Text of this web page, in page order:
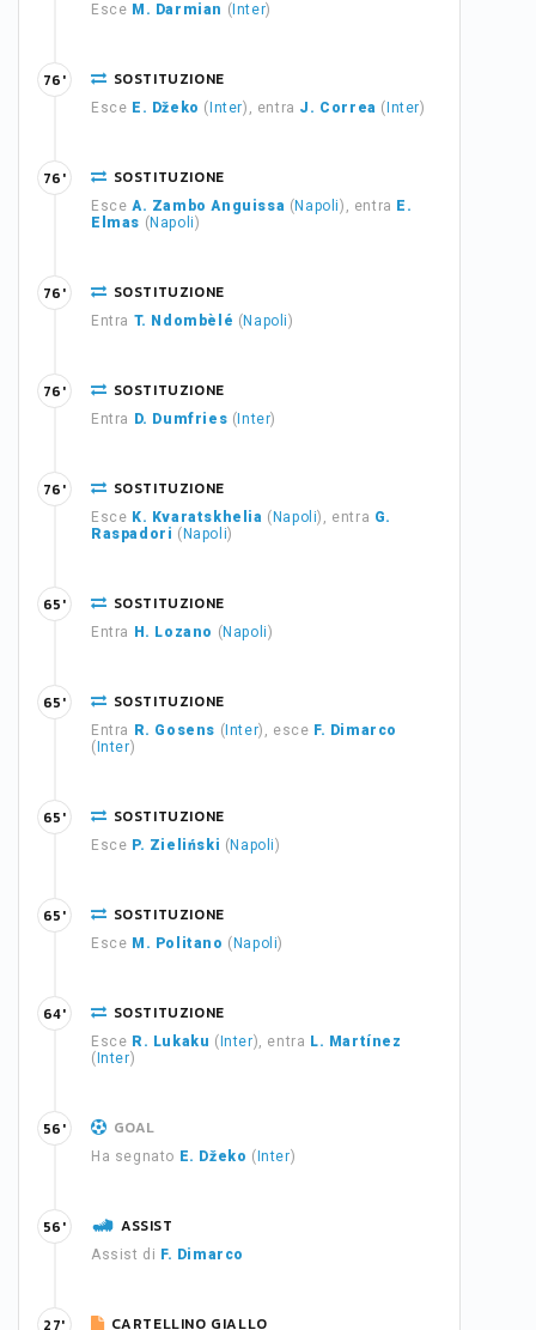
Esce M. Darmian ( Inter)
SOSTITUZIONE
Esce E. Džeko ( Inter), entra J. Correa ( Inter)
76'
SOSTITUZIONE
Esce A. Zambo Anguissa ( Napoli), entra E.
Elmas ( Napoli)
76'
SOSTITUZIONE
Entra T. Ndombèlé ( Napoli)
76'
SOSTITUZIONE
Entra D. Dumfries ( Inter)
76'
SOSTITUZIONE
Esce K. Kvaratskhelia ( Napoli), entra G.
Raspadori ( Napoli)
76'
SOSTITUZIONE
Entra H. Lozano ( Napoli)
65'
SOSTITUZIONE
Entra R. Gosens ( Inter), esce F. Dimarco
( Inter)
65'
SOSTITUZIONE
Esce P. Zieliński ( Napoli)
65'
SOSTITUZIONE
Esce M. Politano ( Napoli)
65'
SOSTITUZIONE
Esce R. Lukaku ( Inter), entra L. Martínez
( Inter)
64'
GOAL
Ha segnato E. Džeko ( Inter)
56'
ASSIST
Assist di F. Dimarco
56'
CARTELLINO GIALLO
27'